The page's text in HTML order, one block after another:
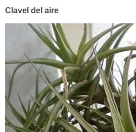
Clavel del aire